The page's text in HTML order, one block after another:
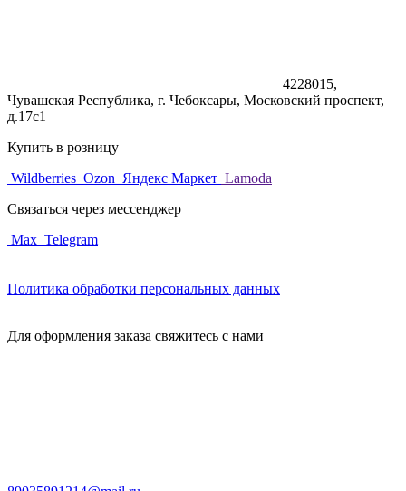
4228015,
Чувашская Республика, г. Чебоксары, Московский проспект,
д.17с1
Купить в розницу
Wildberries Ozon Яндекс Маркет Lamoda
Связаться через мессенджер
Max Telegram
Политика обработки персональных данных
Для оформления заказа свяжитесь с нами